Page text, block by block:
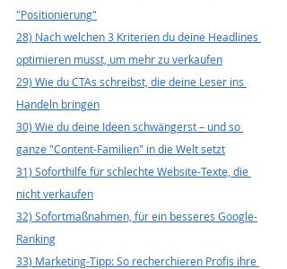
"Positionierung"
28) Nach welchen 3 Kriterien du deine Headlines
optimieren musst, um mehr zu verkaufen
29) Wie du CTAs schreibst, die deine Leser ins
Handeln bringen
30) Wie du deine Ideen schwängerst – und so
ganze "Content-Familien" in die Welt setzt
31) Soforthilfe für schlechte Website-Texte, die
nicht verkaufen
32) Sofortmaßnahmen, für ein besseres Google-
Ranking
33) Marketing-Tipp: So recherchieren Profis ihre